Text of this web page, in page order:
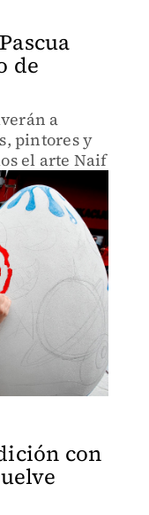
de
a
pintores y
el arte Naif
con